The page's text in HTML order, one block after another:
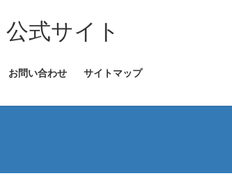
式サイト
お問い合わせ サイトマップ